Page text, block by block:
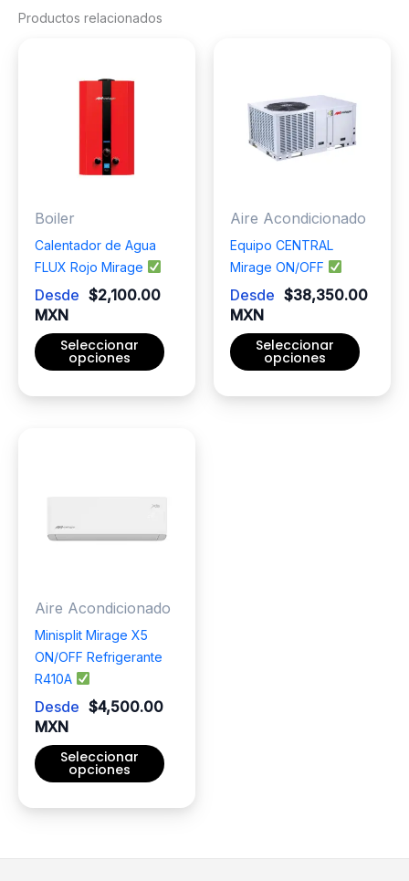
Productos relacionados
Boiler
Calentador de Agua
FLUX Rojo Mirage
Desde $2,100.00
MXN
Seleccionar
opciones
se
en
la
página
de
producto
Aire Acondicionado
Equipo CENTRAL
Mirage ON/OFF
Desde $38,350.00
MXN
Seleccionar
opciones
Aire Acondicionado
Minisplit Mirage X5
ON/OFF Refrigerante
R410A
Desde $4,500.00
MXN
Seleccionar
opciones